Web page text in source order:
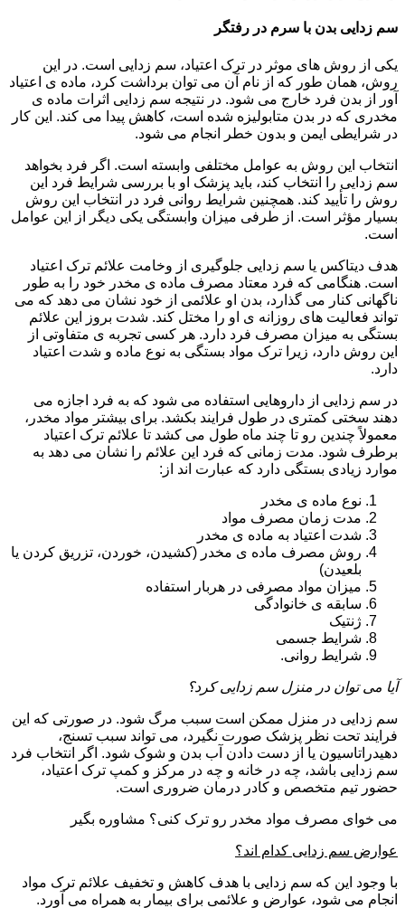
سم زدایی بدن با سرم در رفتگر
یکی از روش های موثر در ترک اعتیاد، سم زدایی است. در این
روش، همان طور که از نام آن می توان برداشت کرد، ماده ی اعتیاد
آور از بدن فرد خارج می شود. در نتیجه سم زدایی اثرات ماده ی
مخدری که در بدن متابولیزه شده است، کاهش پیدا می کند. این کار
در شرایطی ایمن و بدون خطر انجام می شود.
انتخاب این روش به عوامل مختلفی وابسته است. اگر فرد بخواهد
سم زدایی را انتخاب کند، باید پزشک او با بررسی شرایط فرد این
روش را تأیید کند. همچنین شرایط روانی فرد در انتخاب این روش
بسیار مؤثر است. از طرفی میزان وابستگی یکی دیگر از این عوامل
است.
هدف دیتاکس یا سم زدایی جلوگیری از وخامت علائم ترک اعتیاد
است. هنگامی که فرد معتاد مصرف ماده ی مخدر خود را به طور
ناگهانی کنار می گذارد، بدن او علائمی از خود نشان می دهد که می
تواند فعالیت های روزانه ی او را مختل کند. شدت بروز این علائم
بستگی به میزان مصرف فرد دارد. هر کسی تجربه ی متفاوتی از
این روش دارد، زیرا ترک مواد بستگی به نوع ماده و شدت اعتیاد
دارد.
در سم زدایی از داروهایی استفاده می شود که به فرد اجازه می
دهند سختی کمتری در طول فرایند بکشد. برای بیشتر مواد مخدر،
معمولاً چندین رو تا چند ماه طول می کشد تا علائم ترک اعتیاد
برطرف شود. مدت زمانی که فرد این علائم را نشان می دهد به
موارد زیادی بستگی دارد که عبارت اند از:
نوع ماده ی مخدر
مدت زمان مصرف مواد
شدت اعتیاد به ماده ی مخدر
روش مصرف ماده ی مخدر (کشیدن، خوردن، تزریق کردن یا
بلعیدن)
میزان مواد مصرفی در هربار استفاده
سابقه ی خانوادگی
ژنتیک
شرایط جسمی
شرایط روانی.
آیا می توان در منزل سم زدایی کرد؟
سم زدایی در منزل ممکن است سبب مرگ شود. در صورتی که این
فرایند تحت نظر پزشک صورت نگیرد، می تواند سبب تسنج،
دهیدراتاسیون یا از دست دادن آب بدن و شوک شود. اگر انتخاب فرد
سم زدایی باشد، چه در خانه و چه در مرکز و کمپ ترک اعتیاد،
حضور تیم متخصص و کادر درمان ضروری است.
می خوای مصرف مواد مخدر رو ترک کنی؟ مشاوره بگیر
عوارض سم زدایی کدام اند؟
با وجود این که سم زدایی با هدف کاهش و تخفیف علائم ترک مواد
انجام می شود، عوارض و علائمی برای بیمار به همراه می آورد.